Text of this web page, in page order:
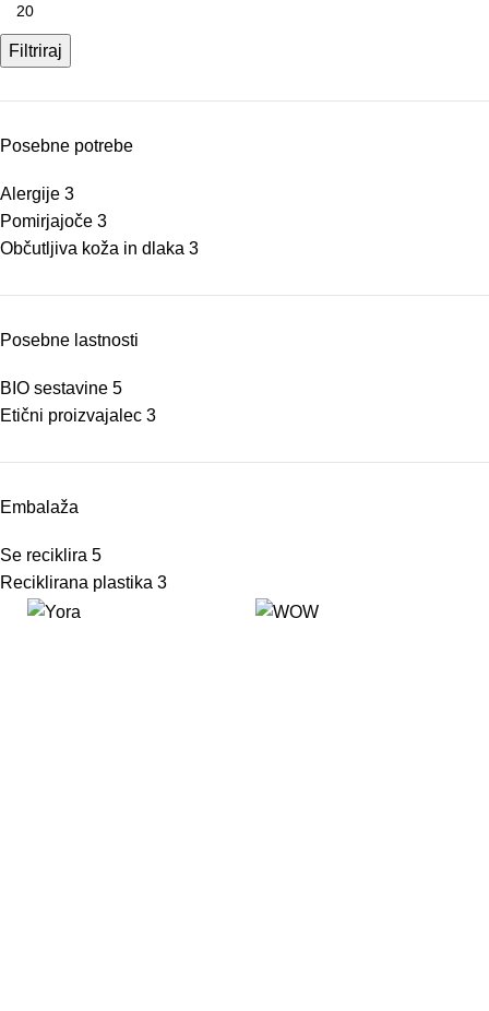
Filtriraj
Posebne potrebe
Alergije 3
Pomirjajoče 3
Občutljiva koža in dlaka 3
Posebne lastnosti
BIO sestavine 5
Etični proizvajalec 3
Embalaža
Se reciklira 5
Reciklirana plastika 3